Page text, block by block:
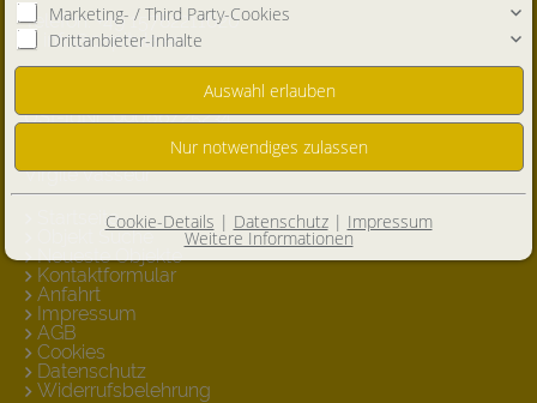
Telefon:+49 15782211620
info@capitula.eu
Steuernummer: 99066/25234
Handelsregisternr.: HRB 801732
USt-IdNr.: 99066/25234
Virgile Vasseur
Startseite
Objekt Suche
Neueste Objekte
Kontaktformular
Anfahrt
Impressum
AGB
Cookies
Datenschutz
Widerrufsbelehrung
Marketing- / Third Party-Cookies
Drittanbieter-Inhalte
Cookie-Details | Datenschutz| Impressum
Weitere Informationen